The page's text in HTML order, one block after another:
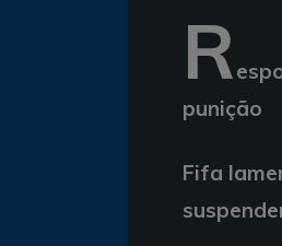
R
punição
Fifa